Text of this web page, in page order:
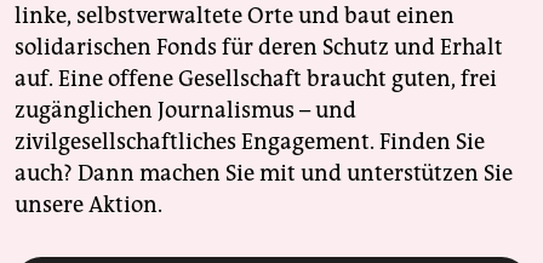
linke, selbstverwaltete Orte und baut einen
solidarischen Fonds für deren Schutz und Erhalt
auf. Eine offene Gesellschaft braucht guten, frei
zugänglichen Journalismus – und
zivilgesellschaftliches Engagement. Finden Sie
auch? Dann machen Sie mit und unterstützen Sie
unsere Aktion.